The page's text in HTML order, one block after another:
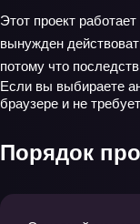
Этот проект
вынужден
потому что
Если вы выбираете
браузере и не
Порядок